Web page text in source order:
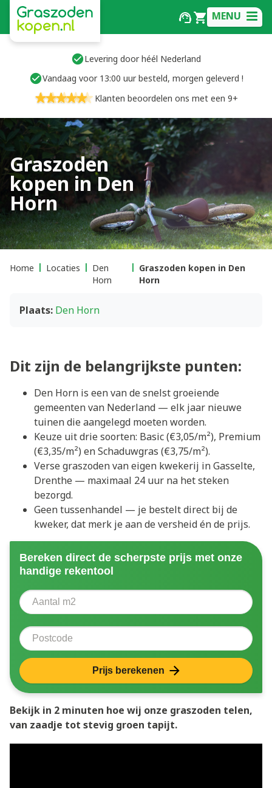
MENU
Levering door héél Nederland
Vandaag voor 13:00 uur besteld, morgen geleverd !
Klanten beoordelen ons met een 9+
Graszoden
kopen in Den
Horn
Home Locaties
Den
Horn
Graszoden kopen in Den
Horn
Plaats: Den Horn
Dit zijn de belangrijkste punten:
Den Horn is een van de snelst groeiende
gemeenten van Nederland — elk jaar nieuwe
tuinen die aangelegd moeten worden.
Keuze uit drie soorten: Basic (€3,05/m²), Premium
(€3,35/m²) en Schaduwgras (€3,75/m²).
Verse graszoden van eigen kwekerij in Gasselte,
Drenthe — maximaal 24 uur na het steken
bezorgd.
Geen tussenhandel — je bestelt direct bij de
kweker, dat merk je aan de versheid én de prijs.
Bereken direct de scherpste prijs met onze
handige rekentool
Aantal vierkante meter
Postcode
Prijs berekenen
Bekijk in 2 minuten hoe wij onze graszoden telen,
van zaadje tot stevig groen tapijt.